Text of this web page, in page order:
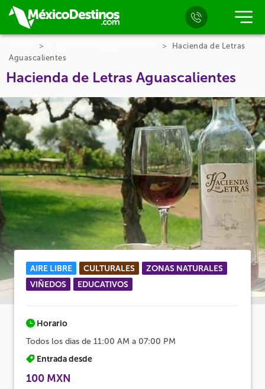
Hacienda de Letras
Aguascalientes
Hacienda de Letras Aguascalientes
AIRE LIBRE CULTURALES
ZONAS NATURALES
VIÑEDOS
EDUCATIVOS
Horario
Todos los dias de 11:00 AM a 07:00 PM
Entrada desde
100 MXN